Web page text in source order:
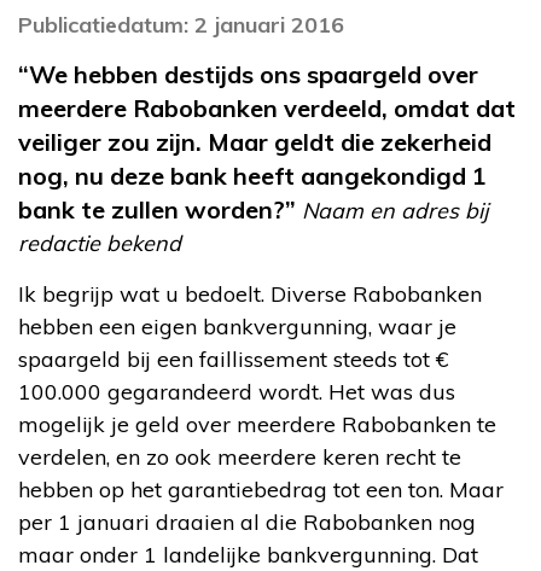
Publicatiedatum: 2 januari 2016
“We hebben destijds ons spaargeld over
meerdere Rabobanken verdeeld, omdat dat
veiliger zou zijn. Maar geldt die zekerheid
nog, nu deze bank heeft aangekondigd 1
bank te zullen worden?” Naam en adres bij
redactie bekend
Ik begrijp wat u bedoelt. Diverse Rabobanken
hebben een eigen bankvergunning, waar je
spaargeld bij een faillissement steeds tot €
100.000 gegarandeerd wordt. Het was dus
mogelijk je geld over meerdere Rabobanken te
verdelen, en zo ook meerdere keren recht te
hebben op het garantiebedrag tot een ton. Maar
per 1 januari draaien al die Rabobanken nog
maar onder 1 landelijke bankvergunning. Dat